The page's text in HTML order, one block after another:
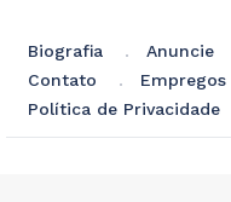
Biografia Anuncie
Contato
Empregos
Política de Privacidade